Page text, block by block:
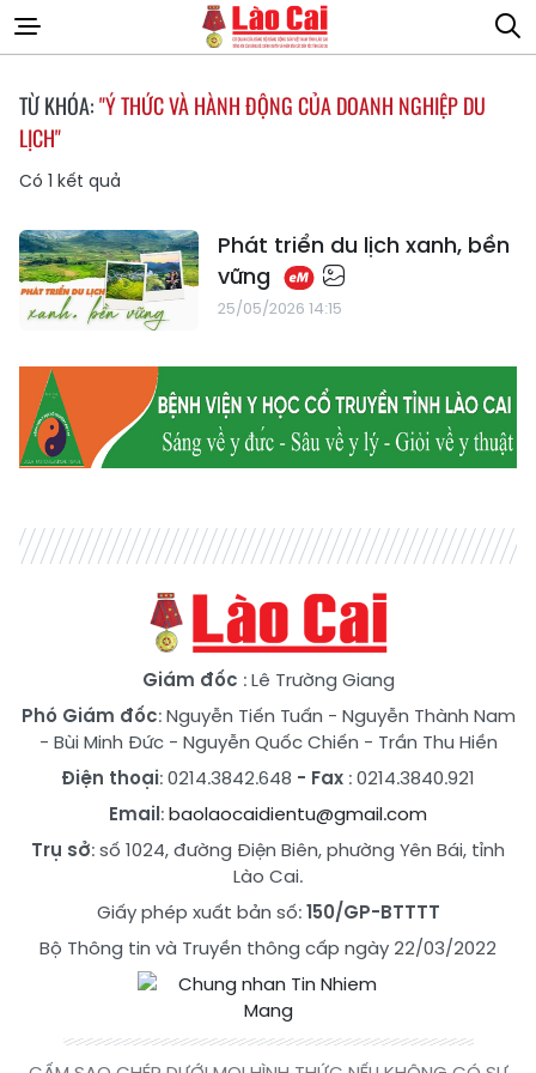
TỪ KHÓA:"Ý THỨC VÀ HÀNH ĐỘNG CỦA DOANH NGHIỆP DU
LỊCH"
Có 1 kết quả
Phát triển du lịch xanh, bền
vững
25/05/2026 14:15
Giám đốc : Lê Trường Giang
Phó Giám đốc:Nguyễn Tiến Tuấn - Nguyễn Thành Nam
- Bùi Minh Đức- Nguyễn Quốc Chiến - Trần Thu Hiền
Điện thoại: 0214.3842.648 - Fax : 0214.3840.921
Email:baolaocaidientu@gmail.com
Trụ sở: số 1024, đường Điện Biên, phường Yên Bái, tỉnh
Lào Cai.
Giấy phép xuất bản số:150/GP-BTTTT
Bộ Thông tin và Truyền thông cấp ngày 22/03/2022